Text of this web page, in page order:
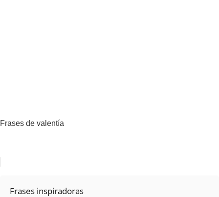
Frases de valentía
Frases inspiradoras